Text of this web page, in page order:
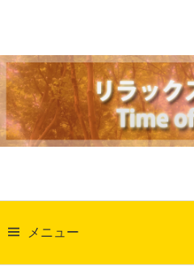
テ
ン
ツ
へ
ス
メニュー